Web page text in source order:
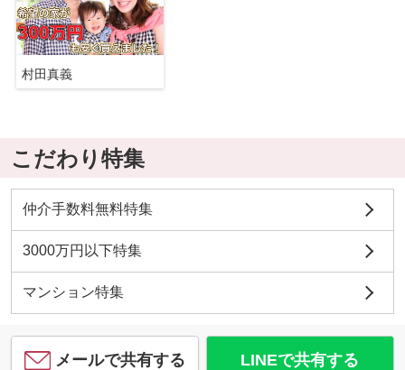
村田真義
こだわり特集
仲介手数料無料特集
3000万円以下特集
マンション特集
メールで共有する LINEで共有する